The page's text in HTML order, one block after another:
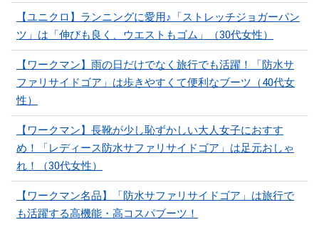
【ユニクロ】ランニングに愛用♪「ストレッチジョガーパン
ツ」は「伸びも良く、ウエストもゴム」（30代女性）
【ワークマン】雨の日だけでなく旅行でも活躍！「防水サ
ファリサイドゴア」は歩きやすくて便利なブーツ（40代女
性）
【ワークマン】長靴が少し恥ずかしい大人女子におすす
め！「レディース防水サファリサイドゴア」は足元おしゃ
れ！（30代女性）
【ワークマン名品】「防水サファリサイドゴア」は旅行で
も活躍する高機能・高コスパブーツ！